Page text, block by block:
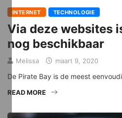
INTERNET TECHNOLOGIE
Via deze websites
nog beschikbaar
Melissa maart 9, 2020
De Pirate Bay is de meest
READ MORE